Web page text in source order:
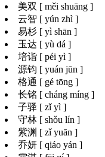
美双 [ měi shuāng ]
云智 [ yún zhì ]
易杉 [ yì shān ]
玉达 [ yù dá ]
培诣 [ péi yì ]
源钧 [ yuán jūn ]
格通 [ gé tōng ]
长铭 [ cháng míng ]
子驿 [ zǐ yì ]
守林 [ shǒu lín ]
紫渊 [ zǐ yuān ]
乔妍 [ qiáo yán ]